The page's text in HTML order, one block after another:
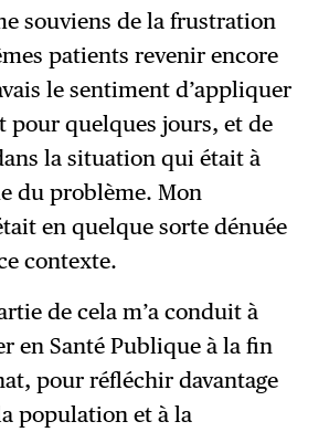
souviens de la frustration
patients revenir encore
le sentiment d’appliquer
pour quelques jours, et de
la situation qui était à
du problème. Mon
en quelque sorte dénuée
contexte.
de cela m’a conduit à
en Santé Publique à la fin
pour réfléchir davantage
population et à la